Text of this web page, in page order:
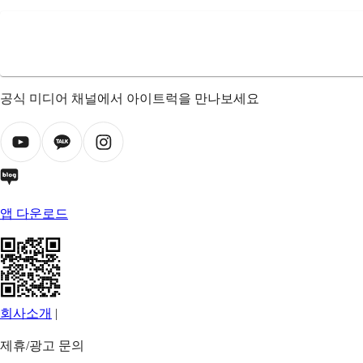
공식 미디어 채널에서 아이트럭을 만나보세요
앱 다운로드
회사소개 |
제휴/광고 문의